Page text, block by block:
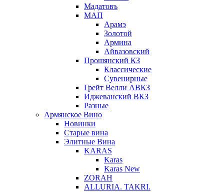
Мадатовъ
МАП
Арамэ
Золотой
Армина
Айвазовский
Прошянский КЗ
Классические
Сувенирные
Грейт Велли АВКЗ
Иджеванский ВКЗ
Разные
Армянское Вино
Новинки
Старые вина
Элитные Вина
KARAS
Karas
Karas New
ZORAH
ALLURIA. TAKRI.